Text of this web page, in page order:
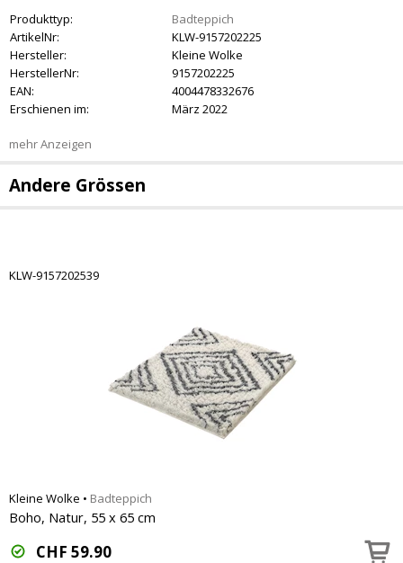
Produkttyp:
Badteppich
ArtikelNr:
KLW-9157202225
Hersteller:
Kleine Wolke
HerstellerNr:
9157202225
EAN:
4004478332676
Erschienen im:
März 2022
mehr Anzeigen
Andere Grössen
KLW-9157202539
Kleine Wolke • Badteppich
Boho, Natur, 55 x 65 cm
CHF 59.90